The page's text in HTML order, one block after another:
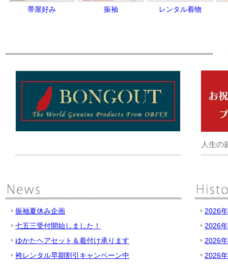
帯屋好み 振袖 レンタル着物
人生の
振袖夏休み企画
七五三受付開始しました！
ゆかたヘアセット＆着付け承ります
袴レンタル早期割引キャンペーン中
2026
2026
2026
2026